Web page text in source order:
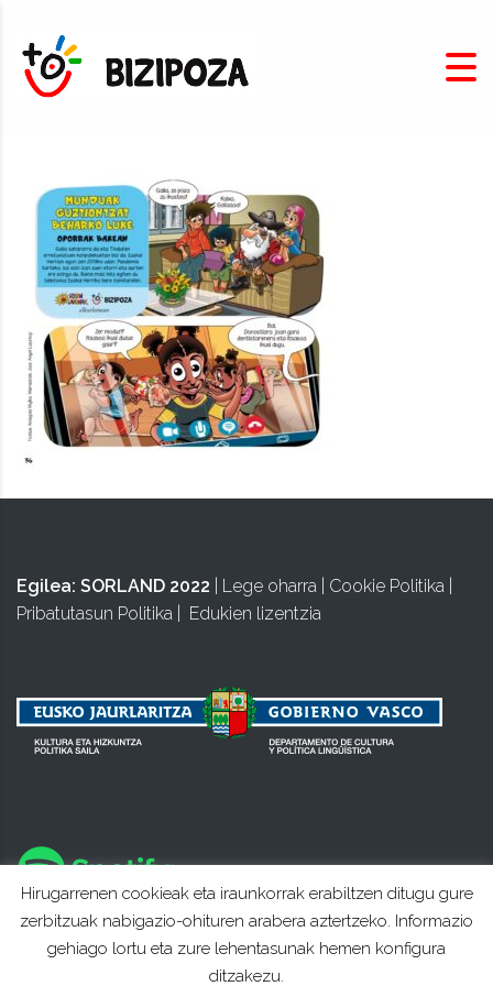
Egilea: SORLAND 2022 Lege oharra Cookie Politika
Pribatutasun Politika
Edukien lizentzia
Hirugarrenen cookieak eta iraunkorrak erabiltzen ditugu gure
zerbitzuak nabigazio-ohituren arabera aztertzeko. Informazio
gehiago lortu eta zure lehentasunak hemen konfigura
ditzakezu.